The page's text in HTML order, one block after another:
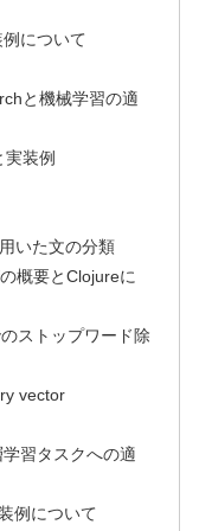
について
と機械学習の適
装例
いた文の分類
概要とClojureに
ストップワード除
vector
習タスクへの適
例について